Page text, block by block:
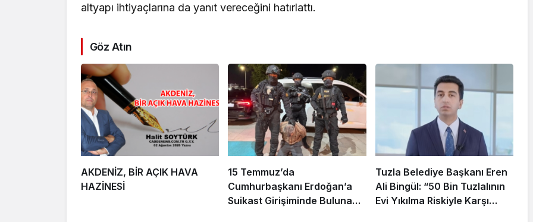
altyapı ihtiyaçlarına da yanıt vereceğini hatırlattı.
Göz Atın
AKDENİZ, BİR AÇIK HAVA
HAZİNESİ
15 Temmuz’da
Cumhurbaşkanı Erdoğan’a
Suikast Girişiminde Bulunan
Tuzla Belediye Başkanı Eren
Ali Bingül: “50 Bin Tuzlalının
Evi Yıkılma Riskiyle Karşı